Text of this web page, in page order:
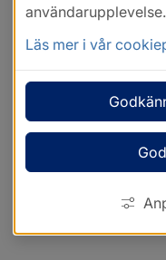
användarupplevelse.
Läs mer i vår